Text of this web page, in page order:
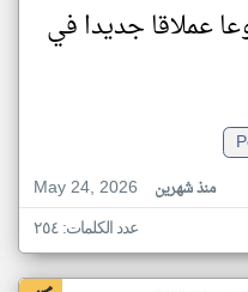
عملاقا جديدا في
May 24, 2026
منذ شهرين
عدد الكلمات: ٢٥٤